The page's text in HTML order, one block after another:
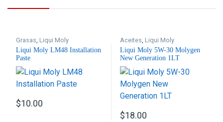
Grasas ,Liqui Moly
Liqui Moly LM48 Installation
Paste
$10.00
Aceites ,Liqui Moly
Liqui Moly 5W-30 Molygen
New Generation 1LT
$18.00